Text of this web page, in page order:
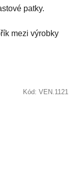
patky.
mezi výrobky
Kód: VEN.1121